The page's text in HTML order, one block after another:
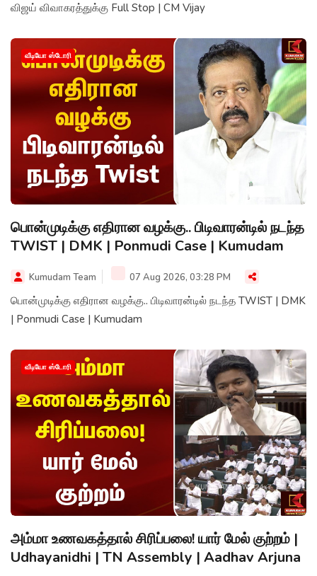
விஜய் விவாகரத்துக்கு Full Stop | CM Vijay
வீடியோ ஸ்டோரி
பொன்முடிக்கு எதிரான வழக்கு.. பிடிவாரன்டில் நடந்த
TWIST | DMK | Ponmudi Case | Kumudam
Kumudam Team 07 Aug 2026, 03:28 PM
பொன்முடிக்கு எதிரான வழக்கு.. பிடிவாரன்டில் நடந்த TWIST | DMK
| Ponmudi Case | Kumudam
வீடியோ ஸ்டோரி
அம்மா உணவகத்தால் சிரிப்பலை! யார் மேல் குற்றம் |
Udhayanidhi | TN Assembly | Aadhav Arjuna